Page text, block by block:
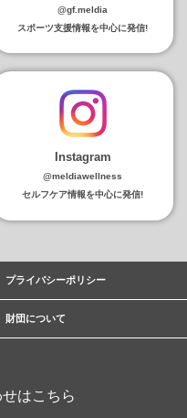
@gf.meldia
スポーツ支援情報を中心に発信!
Instagram
@meldiawellness
セルフケア情報を中心に発信!
プライバシーポリシー
財団について
はこちら